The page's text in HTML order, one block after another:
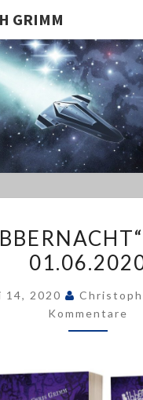
GRIMM
–
VÖ:
14, 2020
Kommentare